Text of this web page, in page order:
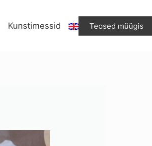
Kunstimessid Teosed müügis